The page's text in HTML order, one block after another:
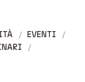
EVENTI